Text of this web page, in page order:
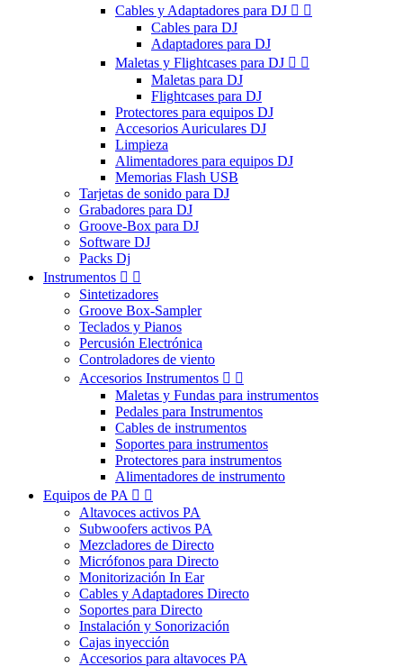
Cables y Adaptadores para DJ  
Cables para DJ
Adaptadores para DJ
Maletas y Flightcases para DJ  
Maletas para DJ
Flightcases para DJ
Protectores para equipos DJ
Accesorios Auriculares DJ
Limpieza
Alimentadores para equipos DJ
Memorias Flash USB
Tarjetas de sonido para DJ
Grabadores para DJ
Groove-Box para DJ
Software DJ
Packs Dj
Instrumentos  
Sintetizadores
Groove Box-Sampler
Teclados y Pianos
Percusión Electrónica
Controladores de viento
Accesorios Instrumentos  
Maletas y Fundas para instrumentos
Pedales para Instrumentos
Cables de instrumentos
Soportes para instrumentos
Protectores para instrumentos
Alimentadores de instrumento
Equipos de PA  
Altavoces activos PA
Subwoofers activos PA
Mezcladores de Directo
Micrófonos para Directo
Monitorización In Ear
Cables y Adaptadores Directo
Soportes para Directo
Instalación y Sonorización
Cajas inyección
Accesorios para altavoces PA